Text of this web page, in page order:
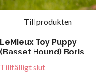
Till produkten
LeMieux Toy Puppy
(Basset Hound) Boris
Tillfälligt slut